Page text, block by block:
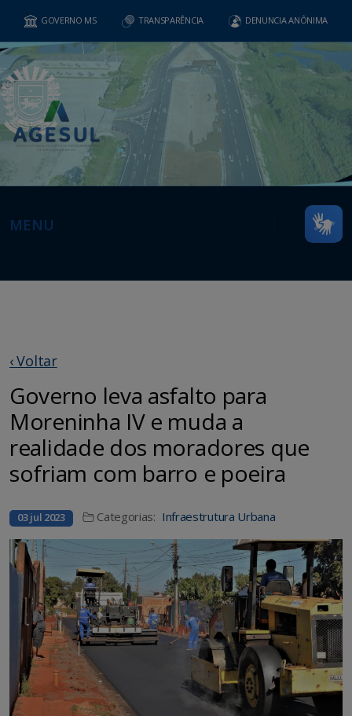
GOVERNO MS TRANSPARÊNCIA DENUNCIA ANÔNIMA
MENU
‹ Voltar
Governo leva asfalto para
Moreninha IV e muda a
realidade dos moradores que
sofriam com barro e poeira
03 jul 2023 Categorias: Infraestrutura Urbana